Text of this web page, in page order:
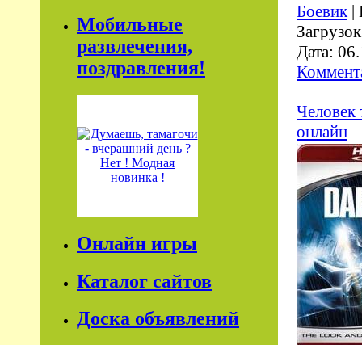
Мобильные
развлечения,
поздравления!
Онлайн игры
Каталог сайтов
Доска объявлений
Боевик|
Дата:
Человек
онлайн